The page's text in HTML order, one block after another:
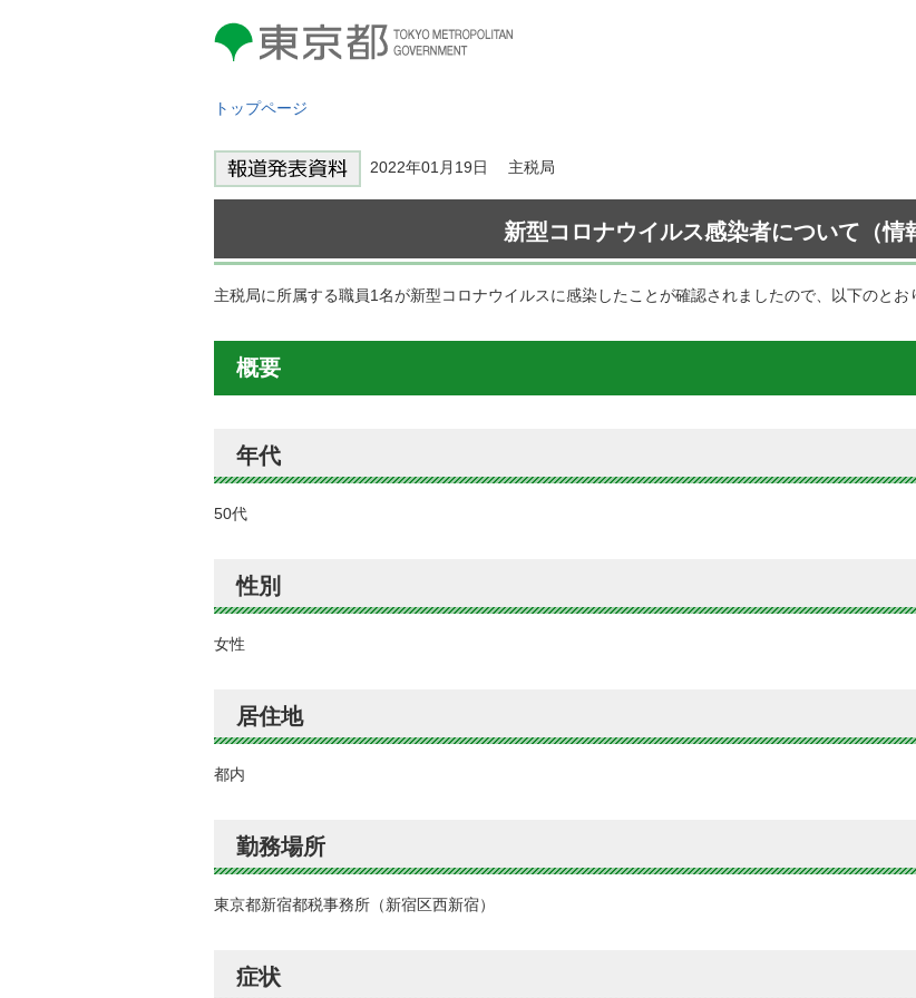
東京都 TOKYO METROPOLITAN
GOVERNMENT
トップページ
2022年01月19日 主税局
新型コロナウイルス感染者について（情
主税局に所属する職員1名が新型コロナウイルスに感染したことが確認されましたので、以下のとお
概要
年代
50代
性別
女性
居住地
都内
勤務場所
東京都新宿都税事務所（新宿区西新宿）
症状